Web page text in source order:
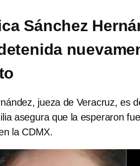
Sánchez
jueza de Veracruz, es
asegura que la esperaron
la CDMX.